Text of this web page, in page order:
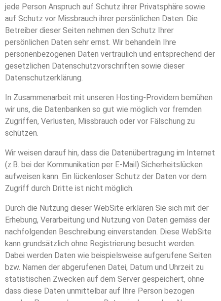
jede Person Anspruch auf Schutz ihrer Privatsphäre sowie
auf Schutz vor Missbrauch ihrer persönlichen Daten. Die
Betreiber dieser Seiten nehmen den Schutz Ihrer
persönlichen Daten sehr ernst. Wir behandeln Ihre
personenbezogenen Daten vertraulich und entsprechend der
gesetzlichen Datenschutzvorschriften sowie dieser
Datenschutzerklärung.
In Zusammenarbeit mit unseren Hosting-Providern bemühen
wir uns, die Datenbanken so gut wie möglich vor fremden
Zugriffen, Verlusten, Missbrauch oder vor Fälschung zu
schützen.
Wir weisen darauf hin, dass die Datenübertragung im Internet
(z.B. bei der Kommunikation per E-Mail) Sicherheitslücken
aufweisen kann. Ein lückenloser Schutz der Daten vor dem
Zugriff durch Dritte ist nicht möglich.
Durch die Nutzung dieser WebSite erklären Sie sich mit der
Erhebung, Verarbeitung und Nutzung von Daten gemäss der
nachfolgenden Beschreibung einverstanden. Diese WebSite
kann grundsätzlich ohne Registrierung besucht werden.
Dabei werden Daten wie beispielsweise aufgerufene Seiten
bzw. Namen der abgerufenen Datei, Datum und Uhrzeit zu
statistischen Zwecken auf dem Server gespeichert, ohne
dass diese Daten unmittelbar auf Ihre Person bezogen